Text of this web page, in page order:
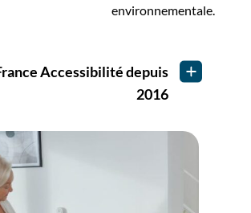
environnementale.
Accessibilité depuis
2016